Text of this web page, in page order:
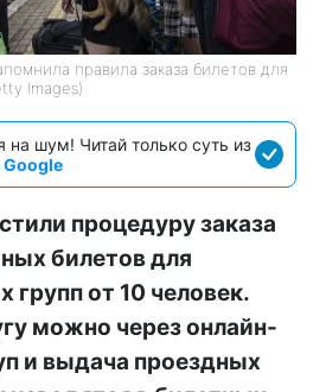
правила заказа билетов для
Images)
на шум! Читай только суть из
Google
процедуру заказа
билетов для
групп от 10 человек.
можно через онлайн-
и выдача проездных